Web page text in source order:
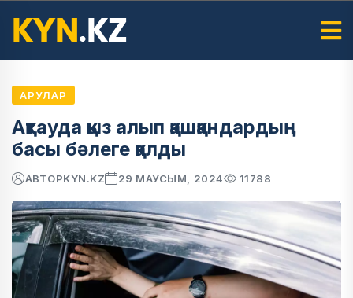
АРУЛАР
Ақтауда қыз алып қашқандардың
басы бәлеге қалды
АВТОРKYN.KZ 29 МАУСЫМ, 2024 11788